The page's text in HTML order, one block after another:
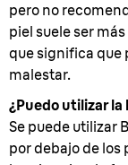
pero no
piel suele ser
que significa que
malestar.
¿Puedo utilizar la
Se puede utilizar
por debajo de los